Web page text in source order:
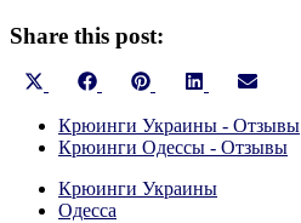
Share this post:
Share
Share
FacebookShare
Pinterest Share
LinkedInShare
Крюинги Украины - Отзывы
Крюинги Одессы - Отзывы
Крюинги Украины
Одесса